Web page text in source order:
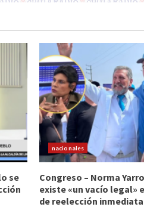
se
nacionales
Congreso – Norma
existe «un vacío legal»
de reelección